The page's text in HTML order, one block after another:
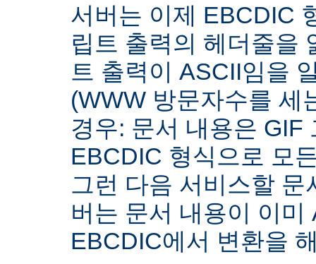
서버는 이제 EBCDIC
립트 출력의 헤더줄을
트 출력이 ASCII임을
(WWW 방문자수를 세
경우: 문서 내용은 GIF
EBCDIC 형식으로 모
그런 다음 서비스할 문
버는 문서 내용이 이미
EBCDIC에서 변환을